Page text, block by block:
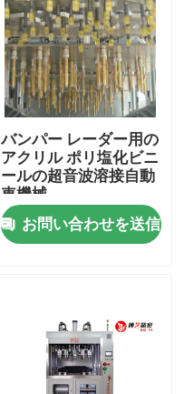
バンパー レーダー用の
アクリル ポリ塩化ビニ
ールの超音波溶接自動
車機械
お問い合わせを送信